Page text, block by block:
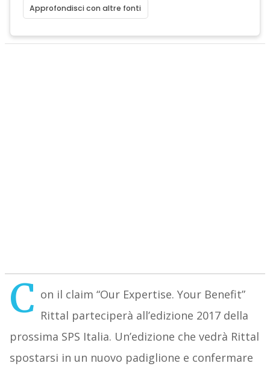
Approfondisci con altre fonti
C on il claim “Our Expertise. Your Benefit”
Rittal parteciperà all’edizione 2017 della
prossima SPS Italia. Un’edizione che vedrà Rittal
spostarsi in un nuovo padiglione e confermare